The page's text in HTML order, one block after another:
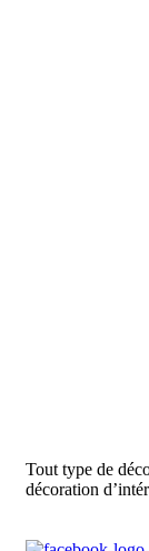
Tout type de
décoration